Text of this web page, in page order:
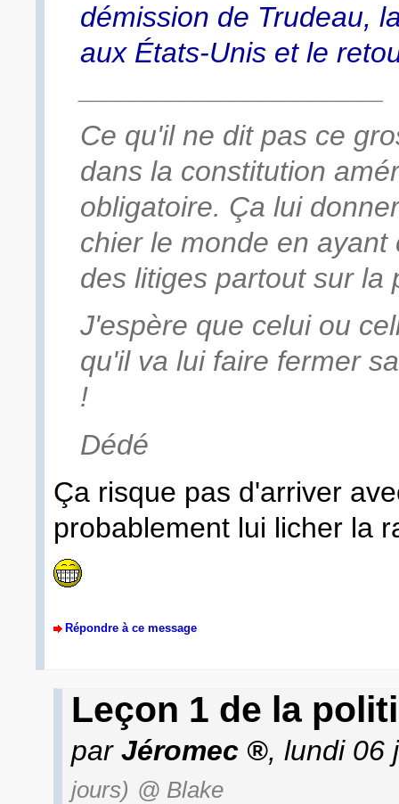
démission de Trudeau,
aux États-Unis et le
Ce qu'il ne dit pas ce
dans la constitution
obligatoire. Ça lui
chier le monde en
des litiges partout sur la
J'espère que celui ou
qu'il va lui faire fermer
!
Dédé
Ça risque pas d'arriver
probablement lui licher la
Répondre à ce message
Leçon 1 de la
par Jéromec , lundi 06
jours) @ Blake